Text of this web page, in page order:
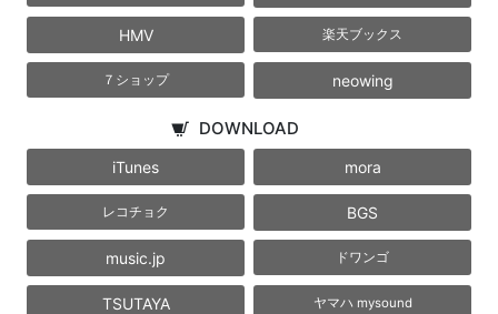
HMV 楽天ブックス
７ショップ neowing
DOWNLOAD
iTunes mora
レコチョク BGS
music.jp ドワンゴ
TSUTAYA ヤマハ mysound